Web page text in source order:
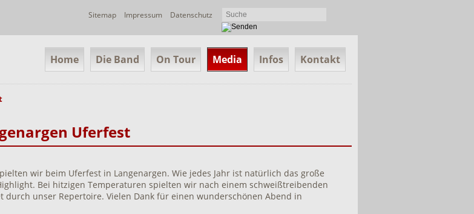
Navigation
Sitemap Impressum Datenschutz
überspringen
Home Die Band On Tour Media Infos Kontakt
Uferfest
wir beim Uferfest in Langenargen. Wie jedes Jahr ist natürlich das große
Bei hitzigen Temperaturen spielten wir nach einem schweißtreibenden
durch unser Repertoire. Vielen Dank für einen wunderschönen Abend in